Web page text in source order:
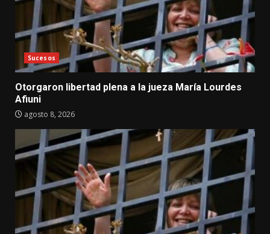
Sucesos
Otorgaron libertad plena a la jueza María Lourdes
Afiuni
agosto 8, 2026